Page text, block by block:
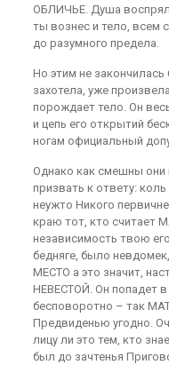
ОБЛИЧЬЕ. Душа
ты вознес и тело, всем
до разумного предела.
Но этим не
захотела, уже
порождает тело. Он
и цепь его открытий
ногам официальный
Однако как смешны они
призвать к ответу:
неужто Никого
краю тот, кто считает
независимость твою
бедняге, было
МЕСТО а это значит,
НЕВЕСТОЙ. Он попадет в
бесповоротно – так
Предвиденью угодно.
лицу ли это тем, кто
был до зачтенья